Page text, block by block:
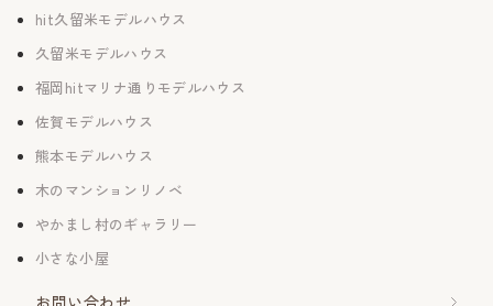
hit久留米モデルハウス
久留米モデルハウス
福岡hitマリナ通りモデルハウス
佐賀モデルハウス
熊本モデルハウス
木のマンションリノベ
やかまし村のギャラリー
小さな小屋